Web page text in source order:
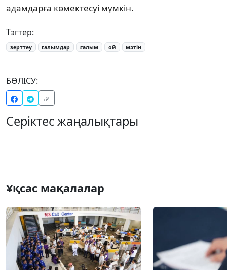
адамдарға көмектесуі мүмкін.
Тэгтер:
зерттеу ғалымдар ғалым ой мәтін
БӨЛІСУ:
Серіктес жаңалықтары
Ұқсас мақалалар